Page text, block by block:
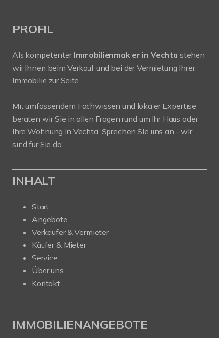
PROFIL
Als kompetenter Immobilienmakler in Vechta stehen
wir Ihnen beim Verkauf und bei der Vermietung Ihrer
Immobilie zur Seite.
Mit umfassendem Fachwissen und lokaler Expertise
beraten wir Sie in allen Fragen rund um Ihr Haus oder
Ihre Wohnung in Vechta. Sprechen Sie uns an - wir
sind für Sie da.
INHALT
Start
Angebote
Verkäufer & Vermieter
Käufer & Mieter
Service
Über uns
Kontakt
IMMOBILIENANGEBOTE